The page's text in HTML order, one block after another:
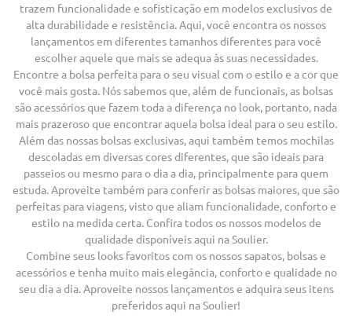
trazem funcionalidade e sofisticação em modelos exclusivos de
alta durabilidade e resistência. Aqui, você encontra os nossos
lançamentos em diferentes tamanhos diferentes para você
escolher aquele que mais se adequa às suas necessidades.
Encontre a bolsa perfeita para o seu visual com o estilo e a cor que
você mais gosta. Nós sabemos que, além de funcionais, as bolsas
são acessórios que fazem toda a diferença no look, portanto, nada
mais prazeroso que encontrar aquela bolsa ideal para o seu estilo.
Além das nossas bolsas exclusivas, aqui também temos mochilas
descoladas em diversas cores diferentes, que são ideais para
passeios ou mesmo para o dia a dia, principalmente para quem
estuda. Aproveite também para conferir as bolsas maiores, que são
perfeitas para viagens, visto que aliam funcionalidade, conforto e
estilo na medida certa. Confira todos os nossos modelos de
qualidade disponíveis aqui na Soulier.
Combine seus looks favoritos com os nossos sapatos, bolsas e
acessórios e tenha muito mais elegância, conforto e qualidade no
seu dia a dia. Aproveite nossos lançamentos e adquira seus itens
preferidos aqui na Soulier!